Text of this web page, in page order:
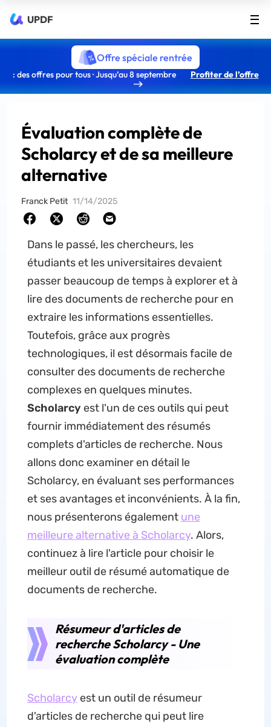
UPDF
Offre spéciale rentrée
: des offres pour tous · Jusqu’au 8 septembre Profiter de l’offre
Évaluation complète de
Scholarcy et de sa meilleure
alternative
Franck Petit 11/14/2025
Dans le passé, les chercheurs, les
étudiants et les universitaires devaient
passer beaucoup de temps à explorer et à
lire des documents de recherche pour en
extraire les informations essentielles.
Toutefois, grâce aux progrès
technologiques, il est désormais facile de
consulter des documents de recherche
complexes en quelques minutes.
Scholarcy est l'un de ces outils qui peut
fournir immédiatement des résumés
complets d'articles de recherche. Nous
allons donc examiner en détail le
Scholarcy, en évaluant ses performances
et ses avantages et inconvénients. À la fin,
nous présenterons également une
meilleure alternative à Scholarcy. Alors,
continuez à lire l'article pour choisir le
meilleur outil de résumé automatique de
documents de recherche.
Résumeur d'articles de
recherche Scholarcy - Une
évaluation complète
Scholarcyest un outil de résumeur
d'articles de recherche qui peut lire